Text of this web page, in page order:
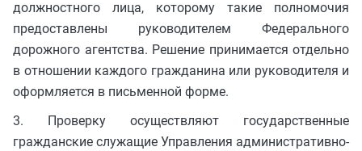
должностного лица, которому такие полномочия
предоставлены руководителем Федерального
дорожного агентства. Решение принимается отдельно
в отношении каждого гражданина или руководителя и
оформляется в письменной форме.
3. Проверку осуществляют государственные
гражданские служащие Управления административно-